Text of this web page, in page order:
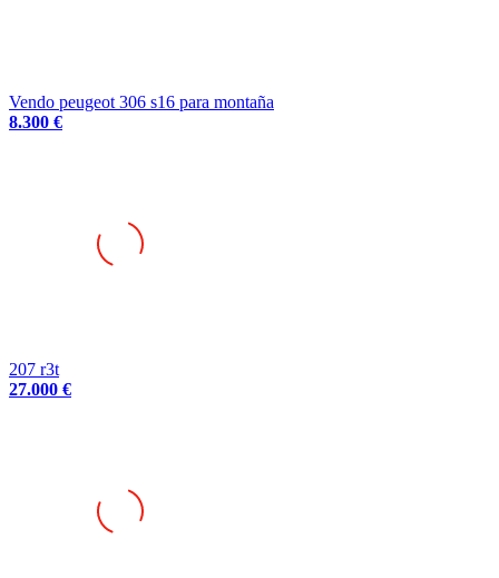
Vendo peugeot 306 s16 para montaña
8.300 €
207 r3t
27.000 €